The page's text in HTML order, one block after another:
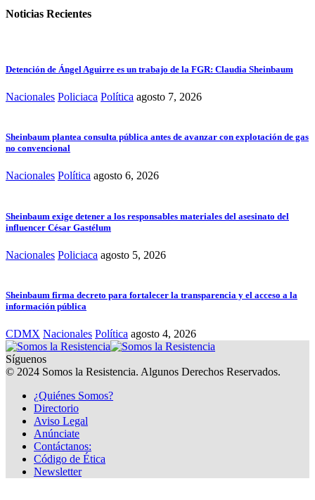
Noticias Recientes
Detención de Ángel Aguirre es un trabajo de la FGR: Claudia Sheinbaum
Nacionales Policiaca Política agosto 7, 2026
Sheinbaum plantea consulta pública antes de avanzar con explotación de gas
no convencional
Nacionales Política agosto 6, 2026
Sheinbaum exige detener a los responsables materiales del asesinato del
influencer César Gastélum
Nacionales Policiaca agosto 5, 2026
Sheinbaum firma decreto para fortalecer la transparencia y el acceso a la
información pública
CDMX Nacionales Política agosto 4, 2026
Síguenos
© 2024 Somos la Resistencia. Algunos Derechos Reservados.
¿Quiénes Somos?
Directorio
Aviso Legal
Anúnciate
Contáctanos:
Código de Ética
Newsletter